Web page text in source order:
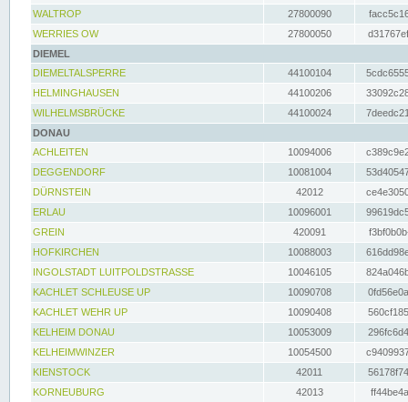
WALTROP
27800090
WERRIES OW
27800050
DIEMEL
DIEMELTALSPERRE
44100104
HELMINGHAUSEN
44100206
WILHELMSBRÜCKE
44100024
DONAU
ACHLEITEN
10094006
DEGGENDORF
10081004
DÜRNSTEIN
42012
ERLAU
10096001
GREIN
420091
HOFKIRCHEN
10088003
INGOLSTADT LUITPOLDSTRASSE
10046105
KACHLET SCHLEUSE UP
10090708
KACHLET WEHR UP
10090408
KELHEIM DONAU
10053009
KELHEIMWINZER
10054500
KIENSTOCK
42011
KORNEUBURG
42013